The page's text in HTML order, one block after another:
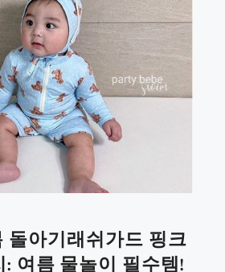
돌아기래쉬가드 핑크
여름 물놀이 필수템!